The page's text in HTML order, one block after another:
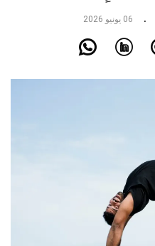
06 يونيو 2026